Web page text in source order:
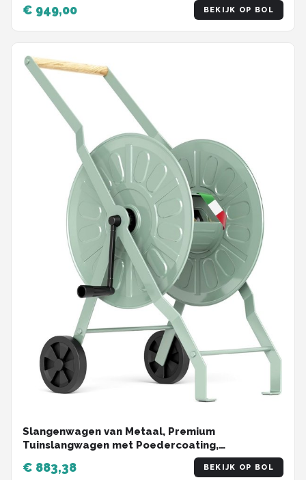
€ 949,00 BEKIJK OP BOL
Slangenwagen van Metaal, Premium
Tuinslangwagen met Poedercoating,
Slangenwagen met een Capaciteit tot 80m,
Slanghaspel Gemaakt in Italië, Groen
€ 883,38 BEKIJK OP BOL